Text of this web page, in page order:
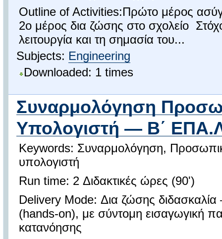
Outline of Activities:Πρώτο μέρος
2ο μέρος δια ζώσης στο σχολείο
λειτουργία και τη σημασία του...
Subjects: Engineering
Downloaded: 1 times
Συναρμολόγηση
Υπολογιστή — Β΄
Keywords: Συναρμολόγηση,
υπολογιστή
Run time: 2 Διδακτικές ώρες (90')
Delivery Mode: Δια ζώσης
(hands-on), με σύντομη εισαγωγική
κατανόησης